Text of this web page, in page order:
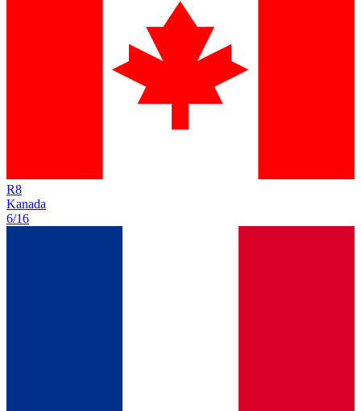
R8
Kanada
6/16